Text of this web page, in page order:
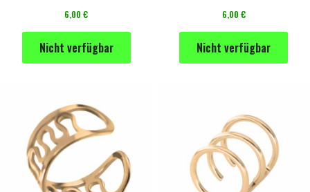
Preis
6,00 €
Nicht verfügbar
Preis
6,00 €
Nicht verfügbar